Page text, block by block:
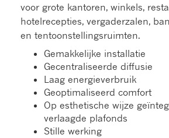
voor grote kantoren, winkels,
hotelrecepties, vergaderzalen,
en tentoonstellingsruimten.
Gemakkelijke installatie
Gecentraliseerde diffusie
Laag energieverbruik
Geoptimaliseerd comfort
Op esthetische wijze
verlaagde plafonds
Stille werking